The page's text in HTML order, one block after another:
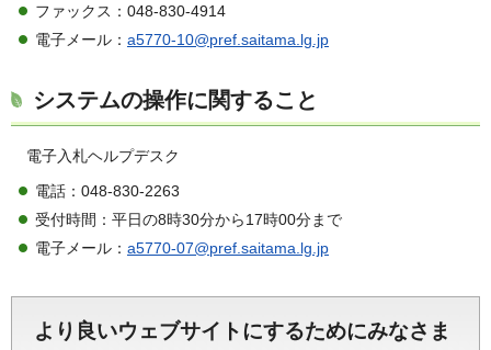
ファックス：048-830-4914
電子メール： a5770-10@pref.saitama.lg.jp
システムの操作に関すること
電子入札ヘルプデスク
電話：048-830-2263
受付時間：平日の8時30分から17時00分まで
電子メール： a5770-07@pref.saitama.lg.jp
より良いウェブサイトにするためにみなさま